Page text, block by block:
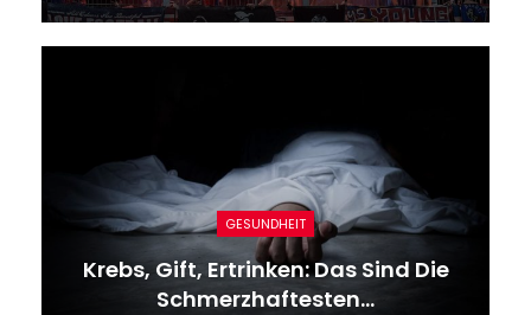
GESUNDHEIT
Krebs, Gift, Ertrinken: Das Sind Die
Schmerzhaftesten…